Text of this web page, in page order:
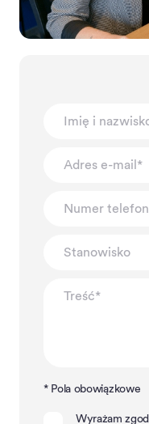
* Pola obowiązkowe
Wyrażam